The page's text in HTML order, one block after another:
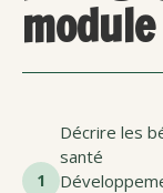
module
1
Décrire les
santé